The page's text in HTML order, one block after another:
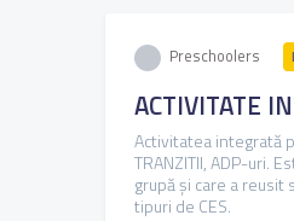
Preschoolers
ACTIVITATE
Activitatea integrată
TRANZITII, ADP-uri.
grupă și care a
tipuri de CES.